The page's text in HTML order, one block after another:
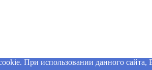
При использовании данного сайта,